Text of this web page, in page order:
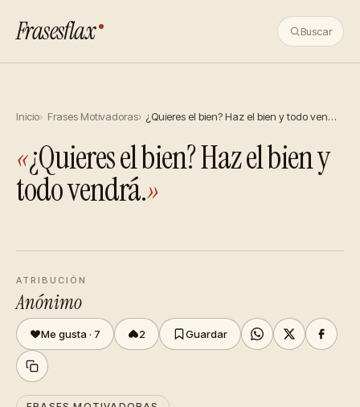
Frasesflax Buscar
Inicio Frases Motivadoras ¿Quieres el bien? Haz el bien y todo ven…
«¿Quieres el bien? Haz el bien y
todo vendrá.»
ATRIBUCIÓN
Anónimo
Me gusta · 7 2 Guardar